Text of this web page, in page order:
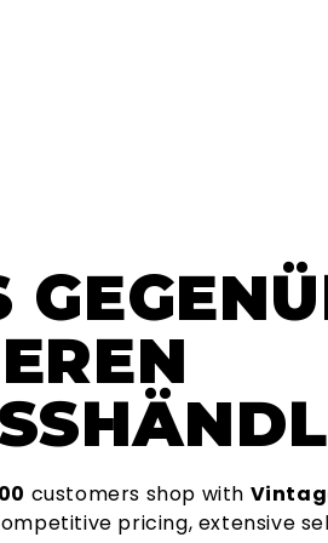
customers shop with
pricing, extensive